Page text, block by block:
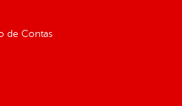
de Contas